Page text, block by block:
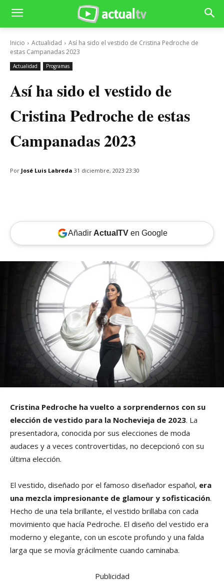
Inicio Actualidad
Así ha sido el vestido de Cristina Pedroche de
estas Campanadas 2023
Actualidad Programas
Así ha sido el vestido de
Cristina Pedroche de estas
Campanadas 2023
Por José Luis Labreda 31 diciembre, 2023 23:30
Añadir ActualTVen Google
Cristina Pedroche ha vuelto a sorprendernos con su
elección de vestido para la Nochevieja de 2023. La
presentadora, conocida por sus elecciones de moda
audaces y a veces controvertidas, no decepcionó con su
última elección.
El vestido, diseñado por el famoso diseñador español, era
una mezcla impresionante de glamour y sofisticación.
Hecho de una tela brillante, el vestido brillaba con cada
movimiento que hacía Pedroche. El diseño del vestido era
moderno y elegante, con un escote profundo y una falda
larga que se movía grácilmente cuando caminaba.
Publicidad